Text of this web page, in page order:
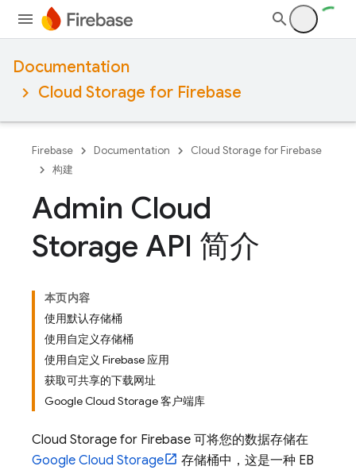
Documentation
Cloud Storage for Firebase
Firebase Documentation
Cloud Storage for Firebase
构建
Admin Cloud
Storage API 简介
本页内容
使用默认存储桶
使用自定义存储桶
使用自定义 Firebase 应用
获取可共享的下载网址
Google Cloud Storage 客户端库
Cloud Storage for Firebase 可将您的数据存储在
Google Cloud Storage
存储桶中，这是一种 EB